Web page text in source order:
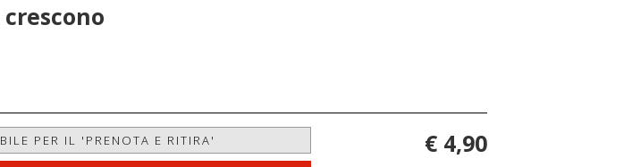
PER IL 'PRENOTA E RITIRA' € 4,90